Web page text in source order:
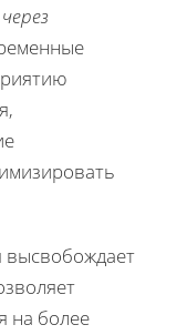
высвобождает
на более